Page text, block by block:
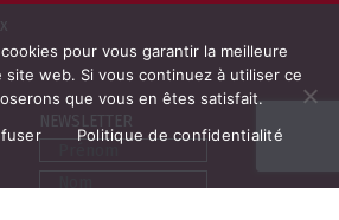
NEWSLETTER
Prénom
Nom
pour vous garantir la meilleure
web. Si vous continuez à utiliser ce
que vous en êtes satisfait.
Politique de confidentialité